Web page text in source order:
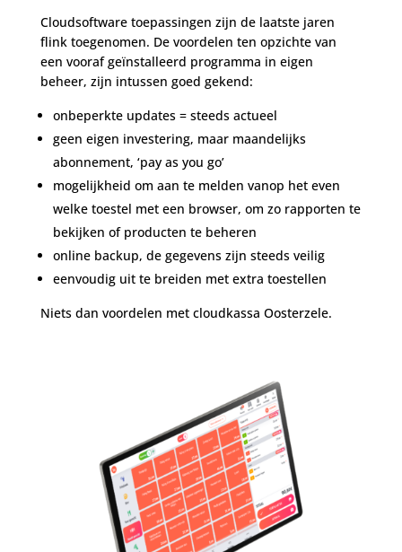
Cloudsoftware toepassingen zijn de laatste jaren
flink toegenomen. De voordelen ten opzichte van
een vooraf geïnstalleerd programma in eigen
beheer, zijn intussen goed gekend:
onbeperkte updates = steeds actueel
geen eigen investering, maar maandelijks
abonnement, ‘pay as you go’
mogelijkheid om aan te melden vanop het even
welke toestel met een browser, om zo rapporten te
bekijken of producten te beheren
online backup, de gegevens zijn steeds veilig
eenvoudig uit te breiden met extra toestellen
Niets dan voordelen met cloudkassa Oosterzele.